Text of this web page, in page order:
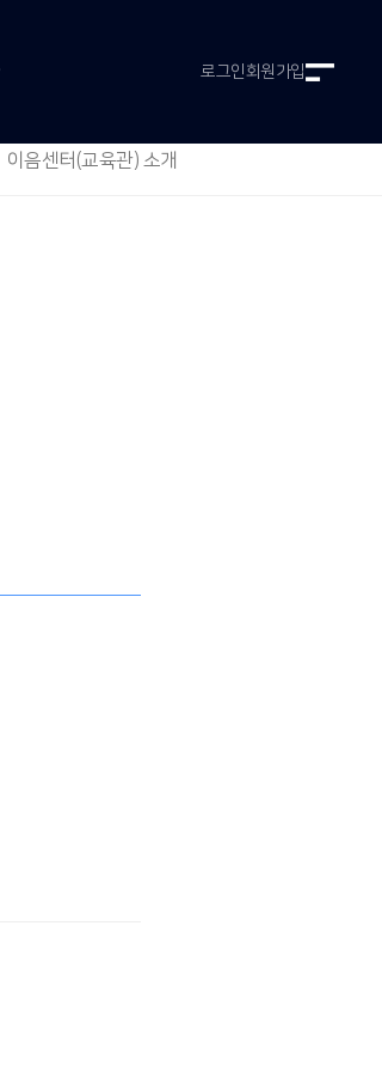
로그인회원가입
이음센터(교육관) 소개